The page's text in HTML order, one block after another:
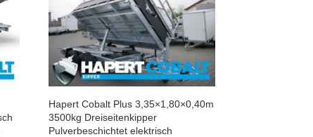
Hapert Cobalt Plus 3,35×1,80×0,40m
3500kg Dreiseitenkipper
Pulverbeschichtet elektrisch